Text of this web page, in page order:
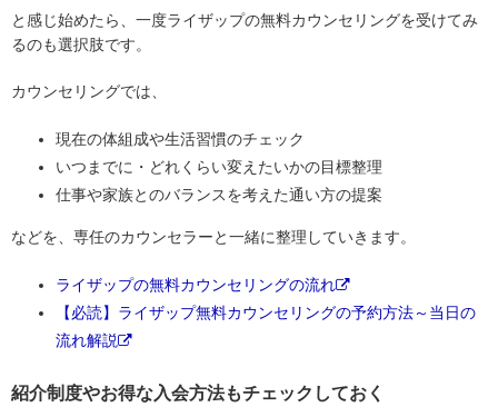
と感じ始めたら、一度ライザップの無料カウンセリングを受けてみ
るのも選択肢です。
カウンセリングでは、
現在の体組成や生活習慣のチェック
いつまでに・どれくらい変えたいかの目標整理
仕事や家族とのバランスを考えた通い方の提案
などを、専任のカウンセラーと一緒に整理していきます。
ライザップの無料カウンセリングの流れ
【必読】ライザップ無料カウンセリングの予約方法～当日の
流れ解説
紹介制度やお得な入会方法もチェックしておく